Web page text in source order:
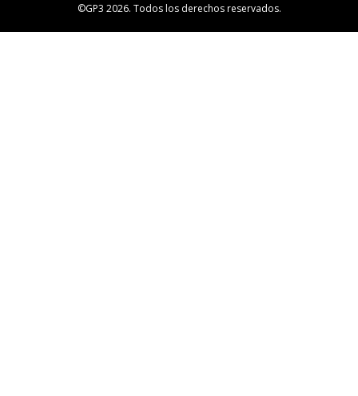
©GP3 2026. Todos los derechos reservados.